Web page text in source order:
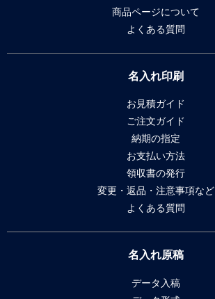
商品ページについて
よくある質問
名入れ印刷
お見積ガイド
ご注文ガイド
納期の指定
お支払い方法
領収書の発行
変更・返品・注意事項など
よくある質問
名入れ原稿
データ入稿